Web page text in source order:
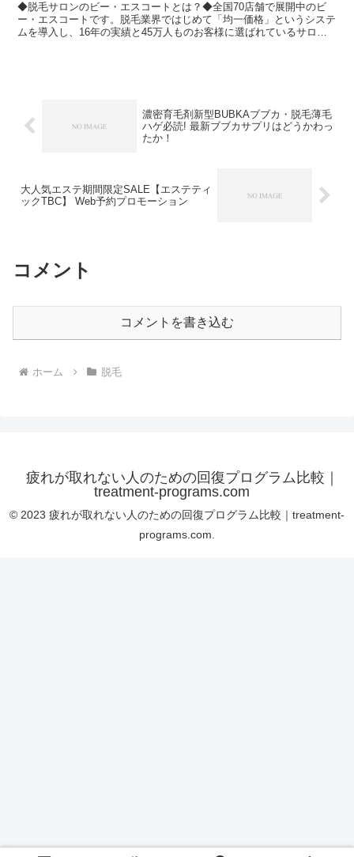
◆脱毛サロンのビー・エスコートとは？◆全国70店舗で展開中のビ
ー・エスコートです。脱毛業界ではじめて「均一価格」というシステ
ムを導入し、16年の実績と45万人ものお客様に選ばれているサロン
濃密育毛剤新型BUBKAブブカ・脱毛薄毛
ハゲ必読! 最新ブブカサプリはどうかわっ
たか！
大人気エステ期間限定SALE【エステティ
ックTBC】 Web予約プロモーション
コメント
コメントを書き込む
ホーム 脱毛
疲れが取れない人のための回復プログラム比較｜
treatment-programs.com
© 2023 疲れが取れない人のための回復プログラム比較｜treatment-
programs.com.